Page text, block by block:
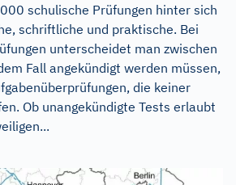
schulische Prüfungen hinter sich
schriftliche und praktische. Bei
unterscheidet man zwischen
Fall angekündigt werden müssen,
die keiner
Ob unangekündigte Tests erlaubt